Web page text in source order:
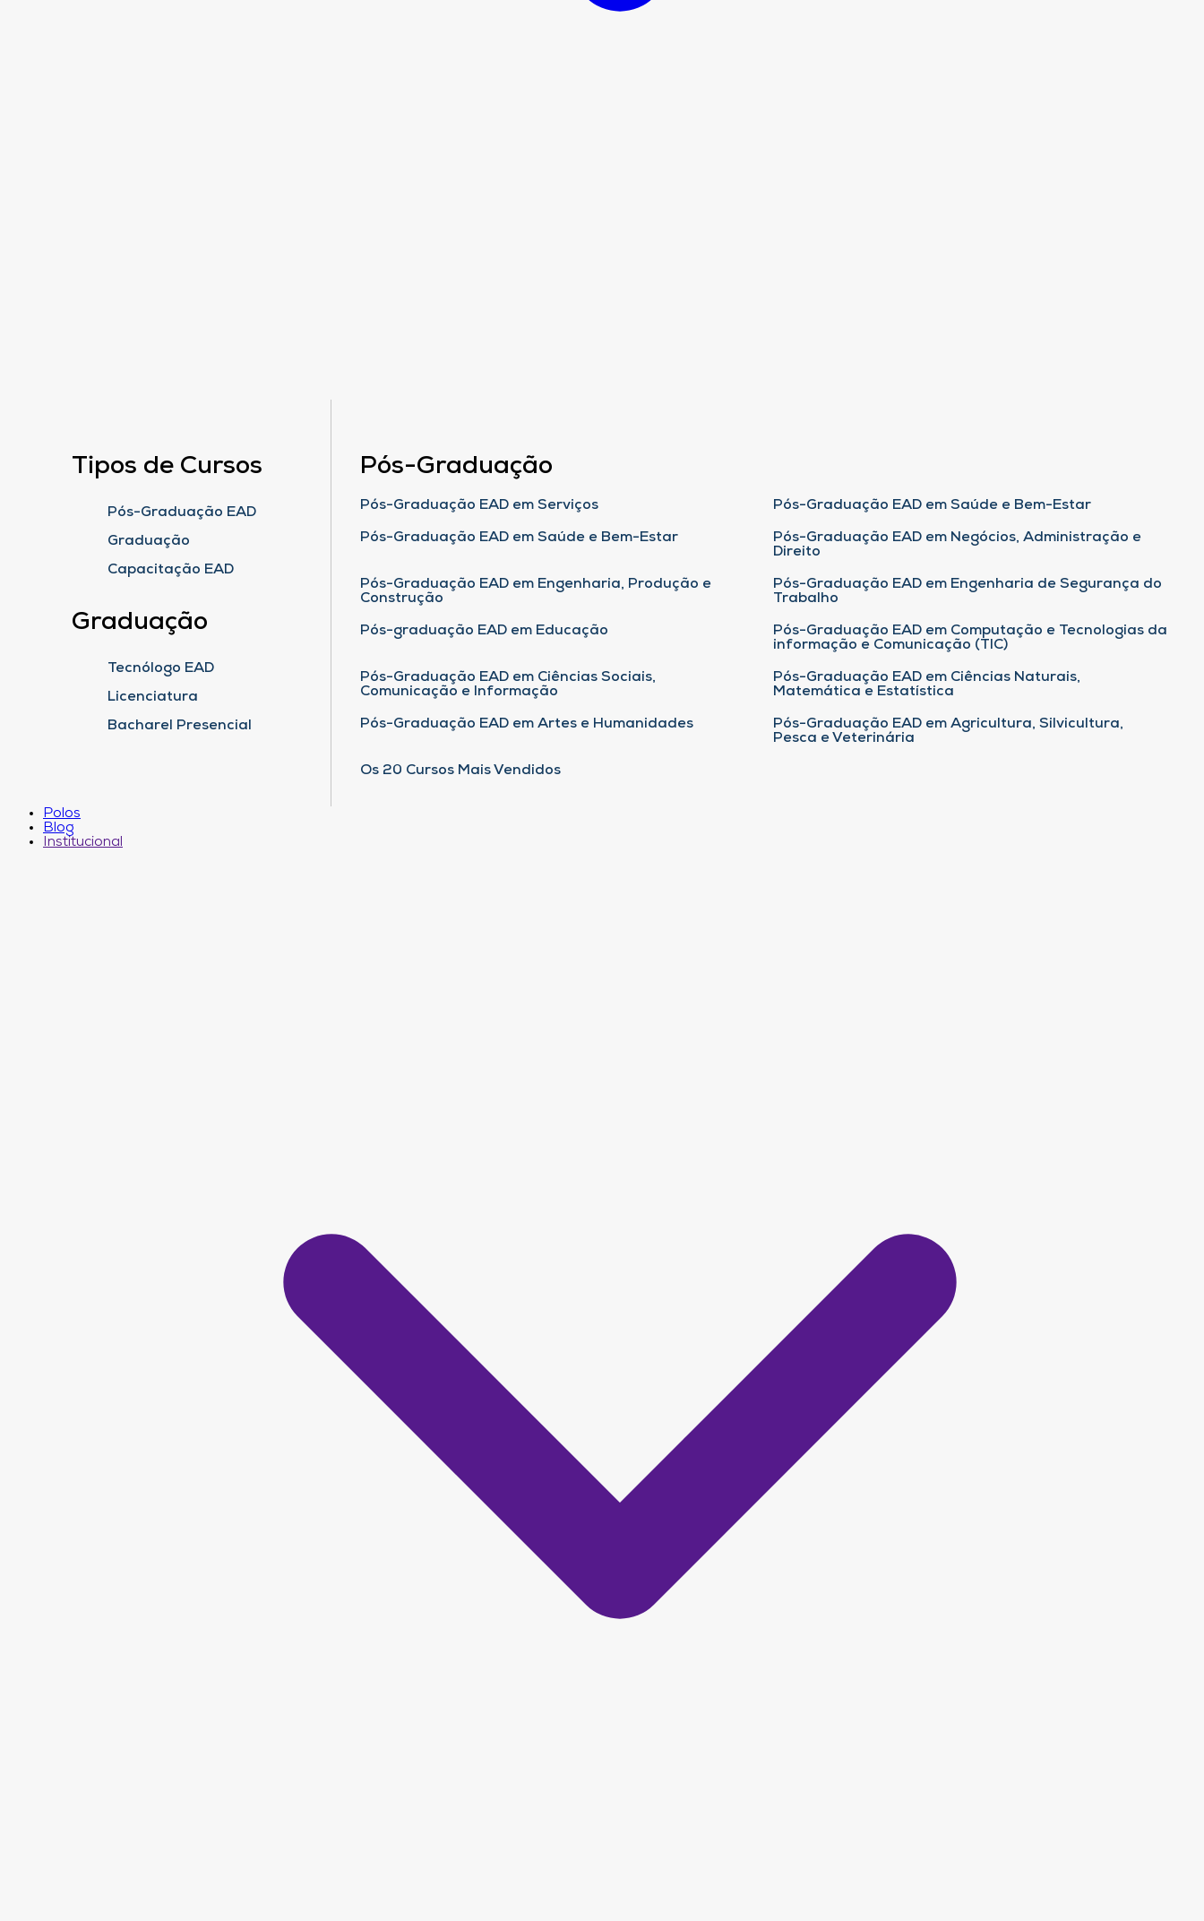
Tipos de Cursos
Pós-Graduação EAD
Graduação
Capacitação EAD
Graduação
Tecnólogo EAD
Licenciatura
Bacharel Presencial
Pós-Graduação
Pós-Graduação EAD em Serviços Pós-Graduação EAD em Saúde e Bem-Estar
Pós-Graduação EAD em Saúde e Bem-Estar
Pós-Graduação EAD em Negócios, Administração e
Direito
Pós-Graduação EAD em Engenharia, Produção e
Construção
Pós-Graduação EAD em Engenharia de Segurança do
Trabalho
Pós-graduação EAD em Educação
Pós-Graduação EAD em Computação e Tecnologias da
informação e Comunicação (TIC)
Pós-Graduação EAD em Ciências Sociais,
Comunicação e Informação
Pós-Graduação EAD em Ciências Naturais,
Matemática e Estatística
Pós-Graduação EAD em Artes e Humanidades
Pós-Graduação EAD em Agricultura, Silvicultura,
Pesca e Veterinária
Os 20 Cursos Mais Vendidos
Polos
Blog
Institucional